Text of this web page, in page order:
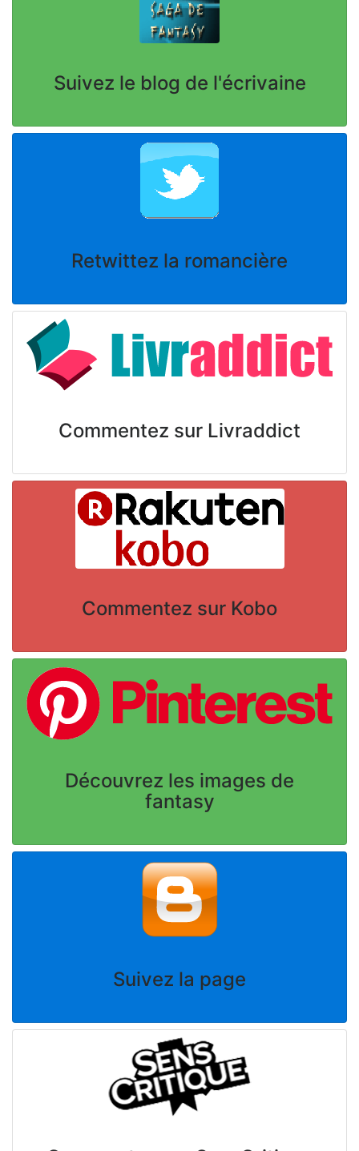
Suivez le blog de l'écrivaine
Retwittez la romancière
Commentez sur Livraddict
Commentez sur Kobo
Découvrez les images de
fantasy
Suivez la page